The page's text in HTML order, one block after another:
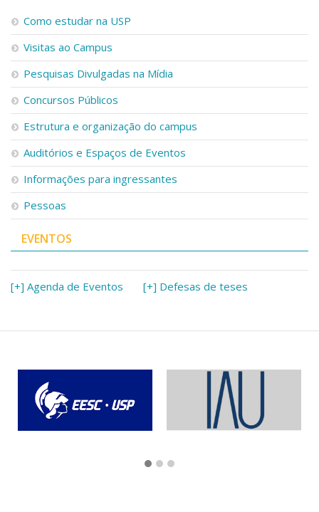
Como estudar na USP
Visitas ao Campus
Pesquisas Divulgadas na Mídia
Concursos Públicos
Estrutura e organização do campus
Auditórios e Espaços de Eventos
Informações para ingressantes
Pessoas
EVENTOS
[+] Agenda de Eventos [+] Defesas de teses